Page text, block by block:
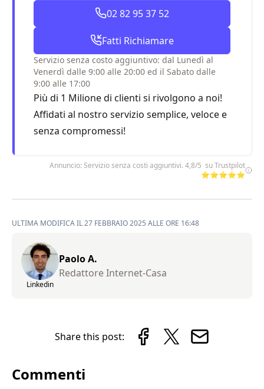
02 82 95 37 52
Fatti Richiamare
Servizio senza costo aggiuntivo: dal Lunedì al
Venerdì dalle 9:00 alle 20:00 ed il Sabato dalle
9:00 alle 17:00
Più di 1 Milione di clienti si rivolgono a noi!
Affidati al nostro servizio semplice, veloce e
senza compromessi!
Annuncio: Servizio senza costi aggiuntivi. 4,8/5 su Trustpilot
⭐⭐⭐⭐⭐
ULTIMA MODIFICA IL 27 FEBBRAIO 2025 ALLE ORE 16:48
Linkedin
Paolo A.
Redattore Internet-Casa
Share this post:
Commenti